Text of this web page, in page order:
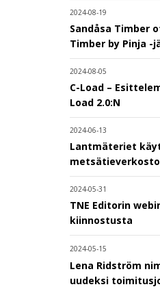
2024-08-19
Sandåsa Timber
Timber by Pinja -
2024-08-05
C-Load –
Load 2.0:N
2024-06-13
Lantmäteriet
2024-05-31
TNE Editorin
kiinnostusta
2024-05-15
Lena Ridström
uudeksi